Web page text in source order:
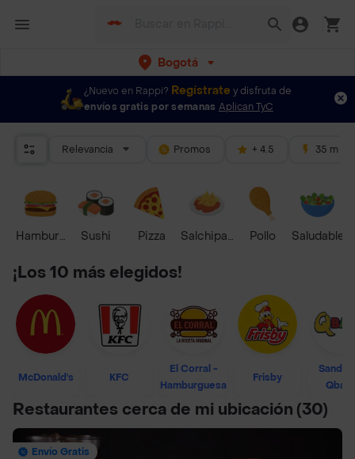
Bogotá
¿Nuevo en Rappi? Regístrate y disfruta de
envíos gratis por semanas Aplican TyC
Relevancia Promos + 4.5 35 mins
HamburguesaSushi Pizza Salchipapas Pollo Saludable
¡Los 10 más elegidos!
McDonald's KFC
El Corral -
Hamburguesa
Frisby
Restaurantes cerca de mi ubicación (30)
Envío Gratis